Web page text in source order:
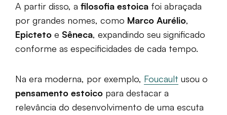
A partir disso, a filosofia estoica foi abraçada
por grandes nomes, como Marco Aurélio,
Epicteto e Sêneca, expandindo seu significado
conforme as especificidades de cada tempo.
Na era moderna, por exemplo, Foucault usou o
pensamento estoico para destacar a
relevância do desenvolvimento de uma escuta